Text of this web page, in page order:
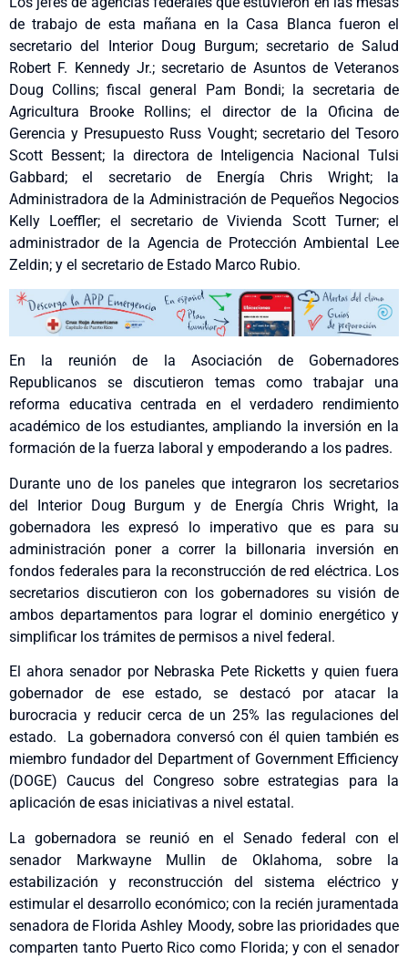
de trabajo de esta mañana en la Casa Blanca fueron el
secretario del Interior Doug Burgum; secretario de Salud
Robert F. Kennedy Jr.; secretario de Asuntos de Veteranos
Doug Collins; fiscal general Pam Bondi; la secretaria de
Agricultura Brooke Rollins; el director de la Oficina de
Gerencia y Presupuesto Russ Vought; secretario del Tesoro
Scott Bessent; la directora de Inteligencia Nacional Tulsi
Gabbard; el secretario de Energía Chris Wright; la
Administradora de la Administración de Pequeños Negocios
Kelly Loeffler; el secretario de Vivienda Scott Turner; el
administrador de la Agencia de Protección Ambiental Lee
Zeldin; y el secretario de Estado Marco Rubio.
En la reunión de la Asociación de Gobernadores
Republicanos se discutieron temas como trabajar una
reforma educativa centrada en el verdadero rendimiento
académico de los estudiantes, ampliando la inversión en la
formación de la fuerza laboral y empoderando a los padres.
Durante uno de los paneles que integraron los secretarios
del Interior Doug Burgum y de Energía Chris Wright, la
gobernadora les expresó lo imperativo que es para su
administración poner a correr la billonaria inversión en
fondos federales para la reconstrucción de red eléctrica. Los
secretarios discutieron con los gobernadores su visión de
ambos departamentos para lograr el dominio energético y
simplificar los trámites de permisos a nivel federal.
El ahora senador por Nebraska Pete Ricketts y quien fuera
gobernador de ese estado, se destacó por atacar la
burocracia y reducir cerca de un 25% las regulaciones del
estado. La gobernadora conversó con él quien también es
miembro fundador del Department of Government Efficiency
(DOGE) Caucus del Congreso sobre estrategias para la
aplicación de esas iniciativas a nivel estatal.
La gobernadora se reunió en el Senado federal con el
senador Markwayne Mullin de Oklahoma, sobre la
estabilización y reconstrucción del sistema eléctrico y
estimular el desarrollo económico; con la recién juramentada
senadora de Florida Ashley Moody, sobre las prioridades que
comparten tanto Puerto Rico como Florida; y con el senador